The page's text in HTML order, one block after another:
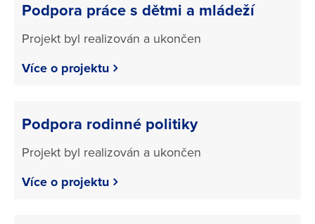
Podpora práce s dětmi a mládeží
Projekt byl realizován a ukončen
Více o projektu
Podpora rodinné politiky
Projekt byl realizován a ukončen
Více o projektu